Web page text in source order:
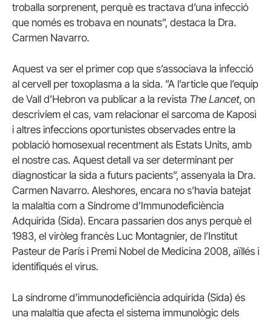
troballa sorprenent, perquè es tractava d’una infecció
que només es trobava en nounats”, destaca la Dra.
Carmen Navarro.
Aquest va ser el primer cop que s’associava la infecció
al cervell per toxoplasma a la sida. ”A l’article que l’equip
de Vall d’Hebron va publicar a la revista The Lancet, on
descrivíem el cas, vam relacionar el sarcoma de Kaposi
i altres infeccions oportunistes observades entre la
població homosexual recentment als Estats Units, amb
el nostre cas. Aquest detall va ser determinant per
diagnosticar la sida a futurs pacients”, assenyala la Dra.
Carmen Navarro. Aleshores, encara no s’havia batejat
la malaltia com a Síndrome d’Immunodeficiència
Adquirida (Sida). Encara passarien dos anys perquè el
1983, el viròleg francès Luc Montagnier, de l’Institut
Pasteur de París i Premi Nobel de Medicina 2008, aïllés i
identifiqués el virus.
La síndrome d’immunodeficiència adquirida (Sida) és
una malaltia que afecta el sistema immunològic dels